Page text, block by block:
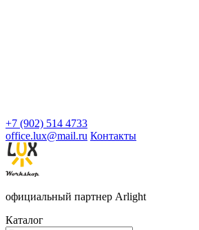
+7 (902) 514 4733
office.lux@mail.ru Контакты
официальный партнер Arlight
Каталог